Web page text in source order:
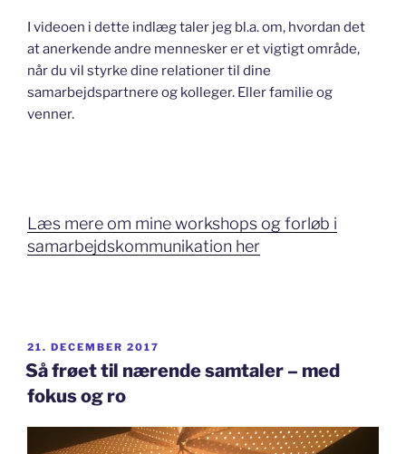
I videoen i dette indlæg taler jeg bl.a. om, hvordan det
at anerkende andre mennesker er et vigtigt område,
når du vil styrke dine relationer til dine
samarbejdspartnere og kolleger. Eller familie og
venner.
Læs mere om mine workshops og forløb i
samarbejdskommunikation her
UDGIVET
DEN
21. DECEMBER 2017
Så frøet til nærende samtaler – med
fokus og ro